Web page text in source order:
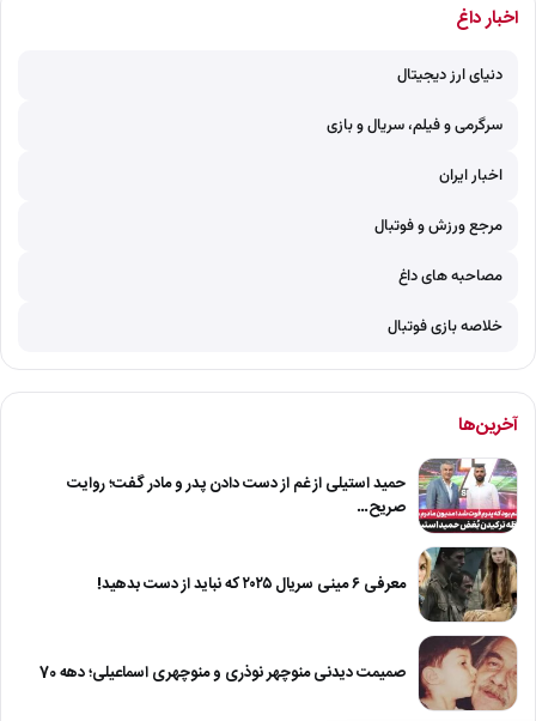
اخبار داغ
دنیای ارز دیجیتال
سرگرمی و فیلم، سریال و بازی
اخبار ایران
مرجع ورزش و فوتبال
مصاحبه های داغ
خلاصه بازی فوتبال
آخرین‌ها
حمید استیلی از غم از دست دادن پدر و مادر گفت؛ روایت
صریح…
معرفی ۶ مینی سریال ۲۰۲۵ که نباید از دست بدهید!
صمیمت دیدنی منوچهر نوذری و منوچهری اسماعیلی؛ دهه 70